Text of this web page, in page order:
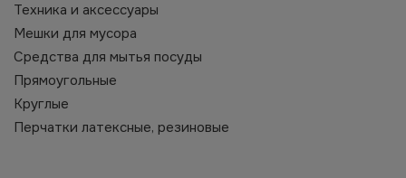
Техника и аксессуары
Мешки для мусора
Средства для мытья посуды
Прямоугольные
Круглые
Перчатки латексные, резиновые